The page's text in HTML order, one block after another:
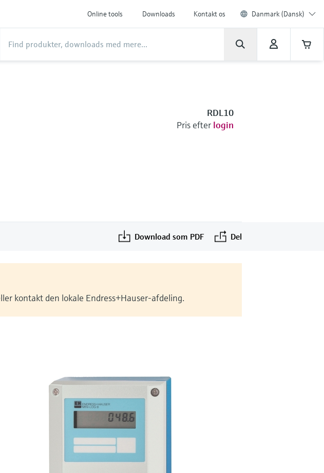
Online tools Downloads Kontakt os Danmark (Dansk)
RDL10
Pris efter login
Download som PDF Del
kontakt den lokale Endress+Hauser-afdeling.